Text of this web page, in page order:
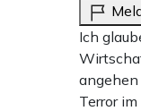
Ich
angehen
Terror